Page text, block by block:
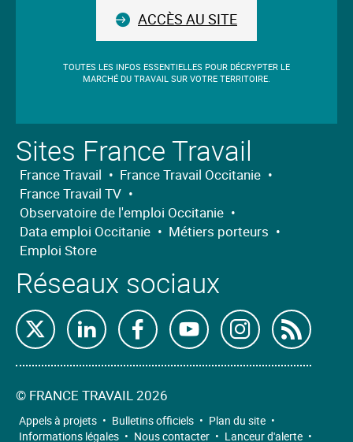
ACCÈS AU SITE
TOUTES LES INFOS ESSENTIELLES POUR DÉCRYPTER LE
MARCHÉ DU TRAVAIL SUR VOTRE TERRITOIRE.
Sites France Travail
France Travail • France Travail Occitanie •
France Travail TV •
Observatoire de l'emploi Occitanie •
Data emploi Occitanie • Métiers porteurs •
Emploi Store
Réseaux sociaux
Retrouvez-
nous
sur
X
Retrouvez-
nous
sur
Linkedin
Retrouvez-
nous
sur
Facebook
Retrouvez-
nous
Youtube
Retrouvez-
nous
Instagram
nous
© FRANCE TRAVAIL 2026
Appels à projets • Bulletins officiels • Plan du site •
Informations légales • Nous contacter • Lanceur d'alerte •